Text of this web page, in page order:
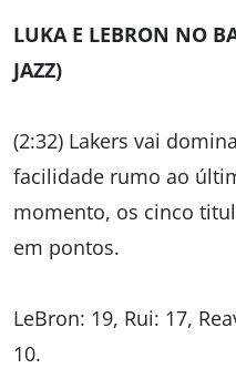
LUKA E LEBRON NO
JAZZ)
(2:32) Lakers vai
facilidade rumo ao
momento, os cinco
em pontos.
LeBron: 19, Rui: 17,
10.